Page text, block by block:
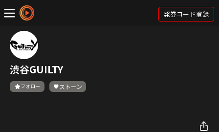
発券コード登録
渋谷GUILTY
フォロー ストーン